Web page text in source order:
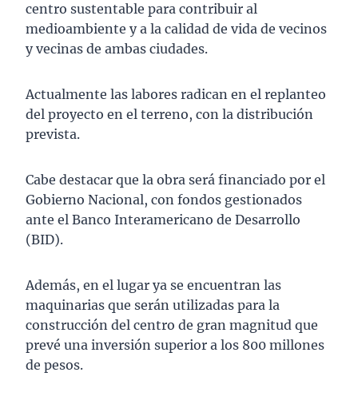
centro sustentable para contribuir al
medioambiente y a la calidad de vida de vecinos
y vecinas de ambas ciudades.
Actualmente las labores radican en el replanteo
del proyecto en el terreno, con la distribución
prevista.
Cabe destacar que la obra será financiado por el
Gobierno Nacional, con fondos gestionados
ante el Banco Interamericano de Desarrollo
(BID).
Además, en el lugar ya se encuentran las
maquinarias que serán utilizadas para la
construcción del centro de gran magnitud que
prevé una inversión superior a los 800 millones
de pesos.